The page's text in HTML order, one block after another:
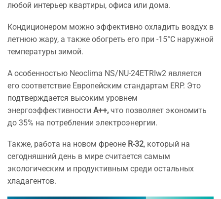
любой интерьер квартиры, офиса или дома.
Кондиционером можно эффективно охладить воздух в
летнюю жару, а также обогреть его при -15°С наружной
температуры зимой.
А особенностью Neoclima NS/NU-24ETRIw2 является
его соответствие Европейским стандартам ERP. Это
подтверждается высоким уровнем
энергоэффективности А++, что позволяет экономить
до 35% на потреблении электроэнергии.
Также, работа на новом фреоне R-32, который на
сегодняшний день в мире считается самым
экологическим и продуктивным среди остальных
хладагентов.